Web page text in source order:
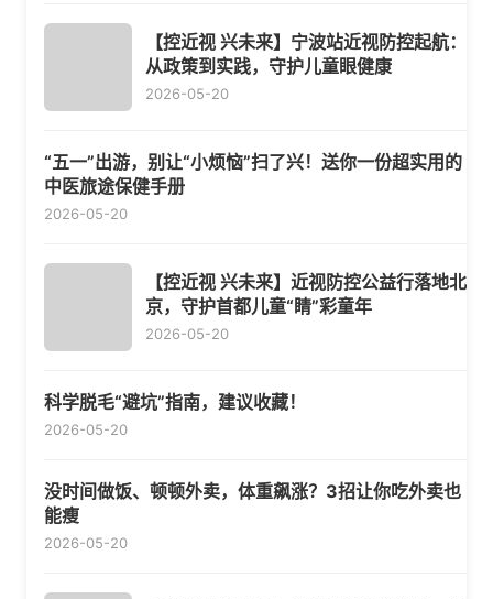
【控近视 兴未来】宁波站近视防控起航：
从政策到实践，守护儿童眼健康
2026-05-20
“五一”出游，别让“小烦恼”扫了兴！送你一份超实用的
中医旅途保健手册
2026-05-20
【控近视 兴未来】近视防控公益行落地北
京，守护首都儿童“睛”彩童年
2026-05-20
科学脱毛“避坑”指南，建议收藏！
2026-05-20
没时间做饭、顿顿外卖，体重飙涨？3招让你吃外卖也
能瘦
2026-05-20